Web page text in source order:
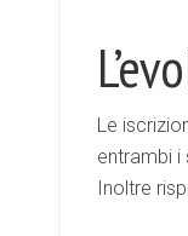
Le
entrambi
Inoltre